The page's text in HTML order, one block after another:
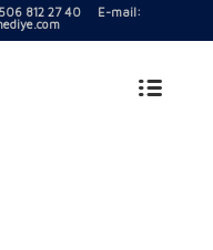
812 27 40 E-mail: